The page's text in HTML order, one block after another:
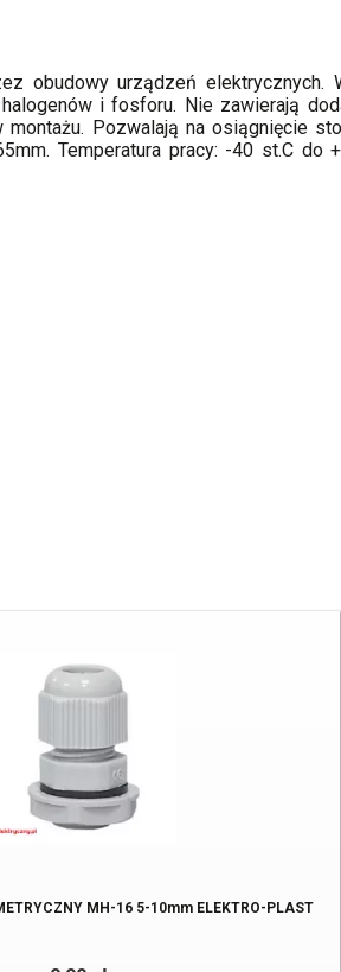
obudowy urządzeń elektrycznych.
i fosforu. Nie zawierają
Pozwalają na osiągnięcie
Temperatura pracy: -40 st.C do
MH-16 5-10mm ELEKTRO-PLAST